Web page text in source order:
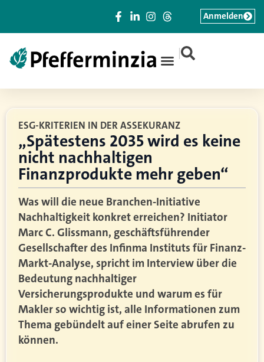
|
Anmelden
ESG-KRITERIEN IN DER ASSEKURANZ
„Spätestens 2035 wird es keine
nicht nachhaltigen
Finanzprodukte mehr geben“
Was will die neue Branchen-Initiative
Nachhaltigkeit konkret erreichen? Initiator
Marc C. Glissmann, geschäftsführender
Gesellschafter des Infinma Instituts für Finanz-
Markt-Analyse, spricht im Interview über die
Bedeutung nachhaltiger
Versicherungsprodukte und warum es für
Makler so wichtig ist, alle Informationen zum
Thema gebündelt auf einer Seite abrufen zu
können.